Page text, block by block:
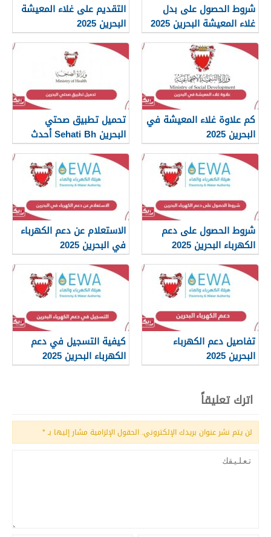
شروط الحصول على بدل
غلاء المعيشة البحرين 2025
التقديم على غلاء المعيشة
البحرين 2025
كم علاوة غلاء المعيشة في
البحرين 2025
تحميل تطبيق صحتي
البحرين Sehati Bh أحدث
إصدار 2025
شروط الحصول على دعم
الكهرباء البحرين 2025
الاستعلام عن دعم الكهرباء
في البحرين 2025
تفاصيل دعم الكهرباء
البحرين 2025
كيفية التسجيل في دعم
الكهرباء البحرين 2025
اترك تعليقاً
لن يتم نشر عنوان بريدك الإلكتروني. الحقول الإلزامية مشار إليها بـ*